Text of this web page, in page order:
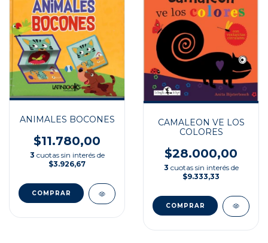
ANIMALES BOCONES
$11.780,00
3 cuotas sin interés de
$3.926,67
CAMALEON VE LOS
COLORES
$28.000,00
3 cuotas sin interés de
$9.333,33